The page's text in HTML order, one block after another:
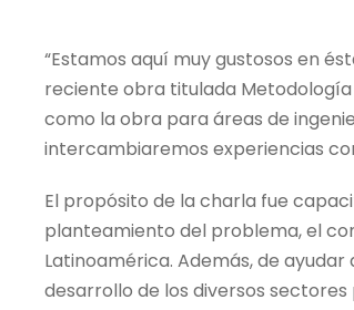
“Estamos aquí muy gustosos en
reciente obra titulada Metodología
como la obra para áreas de
intercambiaremos experiencias
El propósito de la charla fue
planteamiento del problema, el
Latinoamérica. Además, de
desarrollo de los diversos